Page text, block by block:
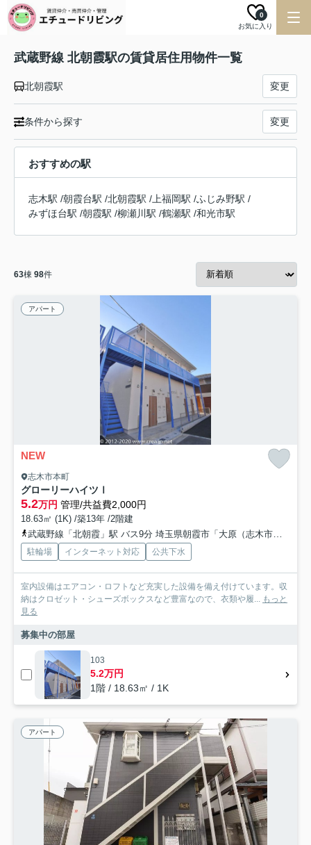
お気に入り
0
武蔵野線 北朝霞駅の賃貸居住用物件一覧
北朝霞駅 変更
条件から探す 変更
おすすめの駅
志木駅 /朝霞台駅 /北朝霞駅 / 上福岡駅 /ふじみ野駅 /
みずほ台駅 /朝霞駅 /柳瀬川駅 /鶴瀬駅 /和光市駅
63棟 98件
アパート
NEW
志木市本町
グローリーハイツⅠ
5.2万円 管理/共益費2,000円
18.63㎡ (1K) /築13年 /2階建
武蔵野線「北朝霞」駅 バス9分 埼玉県朝霞市「大原（志木市）」 停歩14分
駐輪場 インターネット対応 公共下水
室内設備はエアコン・ロフトなど充実した設備を備え付けています。収
納はクロゼット・シューズボックスなど豊富なので、衣類や履... もっと
見る
募集中の部屋
103
5.2万円
1階 / 18.63㎡ / 1K
アパート